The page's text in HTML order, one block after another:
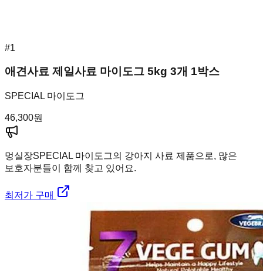
#1
애견사료 제일사료 마이도그 5kg 3개 1박스
SPECIAL 마이도그
46,300원
멍실장SPECIAL 마이도그의 강아지 사료 제품으로, 많은
보호자분들이 함께 찾고 있어요.
최저가 구매